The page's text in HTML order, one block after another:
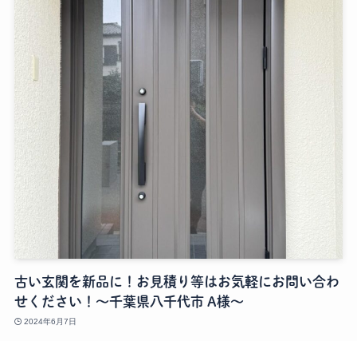
古い玄関を新品に！お見積り等はお気軽にお問い合わ
せください！～千葉県八千代市 A様～
2024年6月7日